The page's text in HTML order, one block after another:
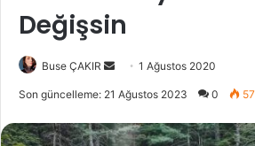
Değişsin
Buse ÇAKIR
e
1 Ağustos 2020
Son güncelleme: 21 Ağustos 2023 0